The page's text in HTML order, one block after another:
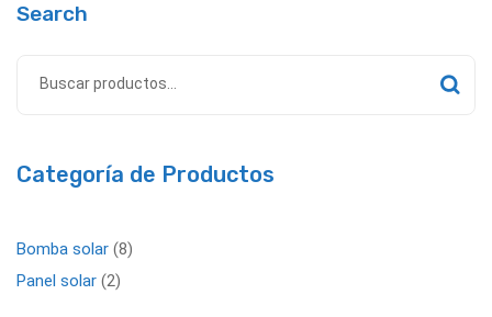
Search
Categoría de Productos
Bomba solar 8
Panel solar 2